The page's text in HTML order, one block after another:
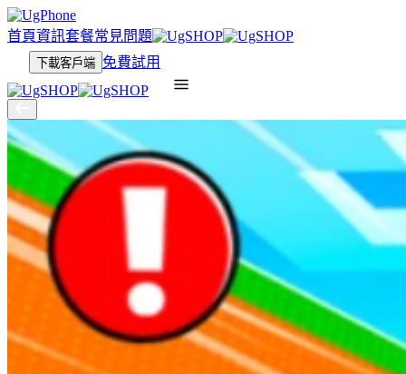
首頁資訊套餐常見問題
下載客戶端 免費試用